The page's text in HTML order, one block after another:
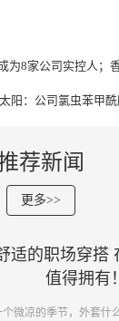
为8家公司实控人；
阳：公司氯虫苯甲
荐新闻
更多>>
适的职场穿搭
值得拥有！
个微凉的季节，外套什